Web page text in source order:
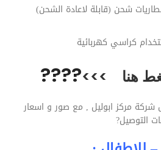
شحن (قابلة لاعادة الشحن)
كراسي كهربائية
هنا >>>
??
??
شركة مركز ابوليل , مع صور و اسعار
التوصيل?